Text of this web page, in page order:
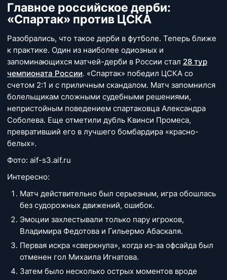
Главное российское дерби:
«Спартак» против ЦСКА
Разобрались, что такое дерби в футболе. Теперь ближе
к практике. Один из наиболее одиозных и
запоминающихся матчей-дерби в России стал 28 тур
чемпионата России. «Спартак» победил ЦСКА со
счетом 2:1 и с приличным скандалом. Матч запомнился
болельщикам сложными судебными решениями,
непристойным поведением спартаковца Александра
Соболева. Еще отметили дубль Квинси Промеса,
превративший его в лучшего бомбардира «красно-
белых».
Фото: aif-s3.aif.ru
Интересно:
Матч действительно был серьезным, игра обошлась
без судорожных движений, ошибок.
Эмоции захлестывали только пару игроков,
Владимира Федотова и Гильермо Абаскаля.
Первая искра «сверкнула», когда из-за офсайда был
отменен гол Михаила Игнатова.
Затем было несколько острых моментов вроде